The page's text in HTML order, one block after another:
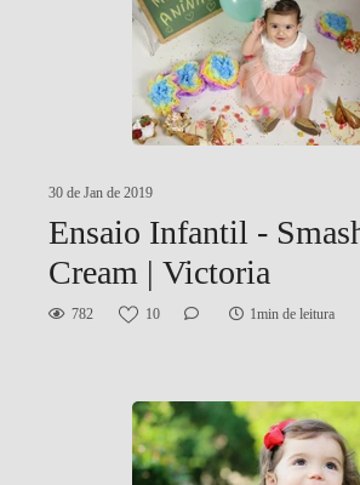
30 de Jan de 2019
Ensaio Infantil -
Cream | Victoria
782 10 1min de leitura